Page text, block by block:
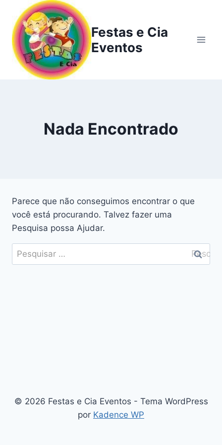
Festas e Cia
Eventos
Nada Encontrado
Parece que não conseguimos encontrar o que
você está procurando. Talvez fazer uma
Pesquisa possa Ajudar.
© 2026 Festas e Cia Eventos - Tema WordPress
por Kadence WP